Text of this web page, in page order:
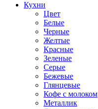
Кухни
Цвет
Белые
Черные
Желтые
Красные
Зеленые
Серые
Бежевые
Глянцевые
Кофе с молоком
Металлик